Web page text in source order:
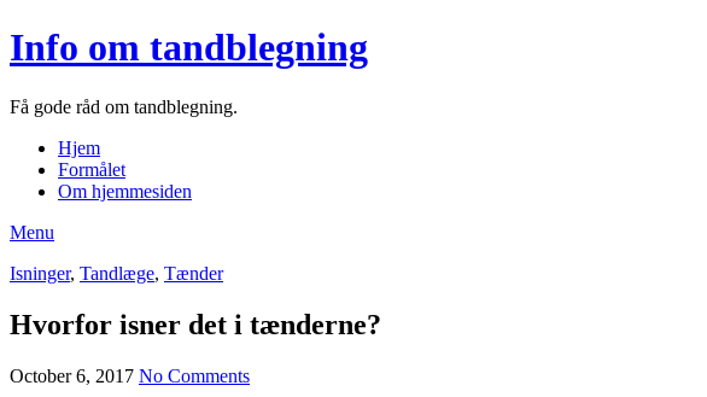
Info om tandblegning
Få gode råd om tandblegning.
Hjem
Formålet
Om hjemmesiden
Menu
Isninger, Tandlæge, Tænder
Hvorfor isner det i tænderne?
October 6, 2017 No Comments